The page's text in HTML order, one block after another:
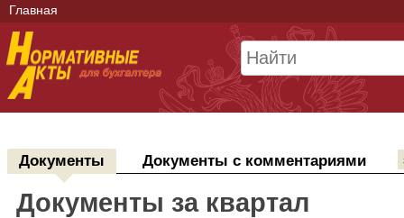
Главная
Документы Документы с комментариями
Документы за квартал